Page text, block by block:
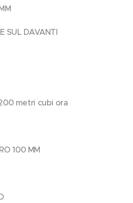
SUL DAVANTI
metri cubi ora
100 MM